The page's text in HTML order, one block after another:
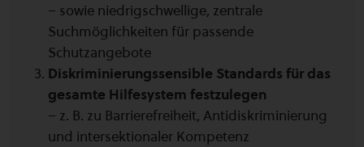
– sowie niedrigschwellige, zentrale
Suchmöglichkeiten für passende
Schutzangebote
Diskriminierungssensible Standards für das
gesamte Hilfesystem festzulegen
– z. B. zu Barrierefreiheit, Antidiskriminierung
und intersektionaler Kompetenz